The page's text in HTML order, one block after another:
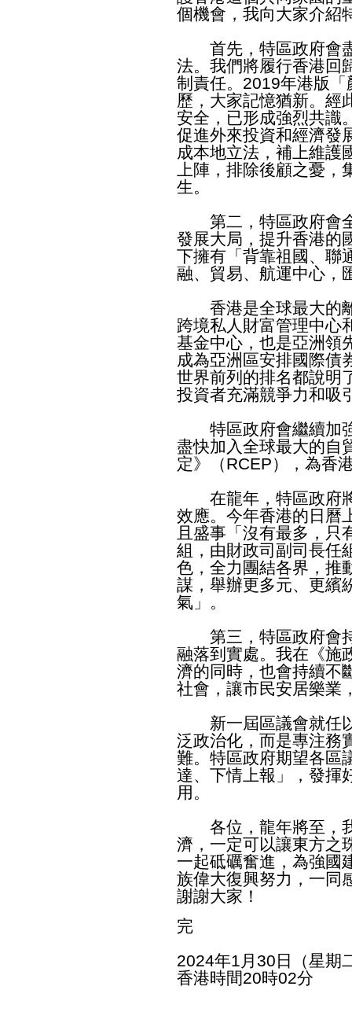
個機會，我向大家介紹
首先，特區政府會盡
法。我們將履行香港回
制責任。2019年港版
歷，大家記憶猶新。經
安全，已形成強烈共識
促進外來投資和經濟發
成本地立法，補上維護
上陣，排除後顧之憂
生。
第二，特區政府會全
發展大局，提升香港的
下擁有「背靠祖國、聯
融、貿易、航運中心，
香港是全球最大的離
跨境私人財富管理中心
基金中心，也是亞洲領
成為亞洲區安排國際債
世界前列的排名都說明
投資者充滿競爭力和吸
特區政府會繼續加強
盡快加入全球最大的自
定》（RCEP），為香
在龍年，特區政府將
效應。今年香港的日曆
且盛事「沒有最多，只
組，由財政司副司長任
色，全力團結各界，推
謀，舉辦更多元、更繽
氣」。
第三，特區政府會持
融落到實處。我在《施
濟的同時，也會持續不
社會，讓市民安居樂業
新一屆區議會就任以
泛政治化，而是專注務
難。特區政府期望各區
達、下情上報」，發揮
用。
各位，龍年將至，我
濟，一定可以讓東方之
一起砥礪奮進，為強國
族偉大復興努力，一同
謝謝大家！
完
2024年1月30日（星期
香港時間20時02分